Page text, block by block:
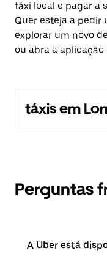
táxi local e pagar a
Quer esteja a pedir
explorar um novo
ou abra a
táxis em
Perguntas
A Uber está